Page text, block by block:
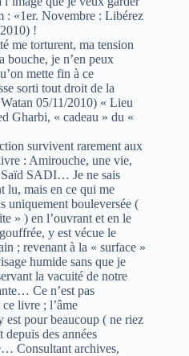
: «1er. Novembre : Libérez
!
me torturent, ma tension
bouche, je n’en peux
mette fin à ce
sorti tout droit de la
05/11/2010) « Lieu
Gharbi, « cadeau » du «
survivent rarement aux
: Amirouche, une vie,
Saïd SADI… Je ne sais
lu, mais en ce qui me
uniquement bouleversée (
» ) en l’ouvrant et en le
y est vécue le
; revenant à la « surface »
humide sans que je
la vacuité de notre
Ce n’est pas
livre ; l’âme
est pour beaucoup ( ne riez
des années
Consultant archives,